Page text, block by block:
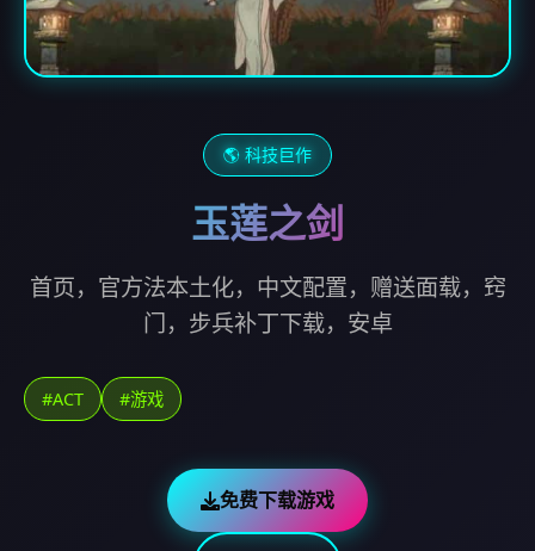
🌎 科技巨作
玉莲之剑
首页，官方法本土化，中文配置，赠送面载，窍
门，步兵补丁下载，安卓
#ACT #游戏
免费下载游戏